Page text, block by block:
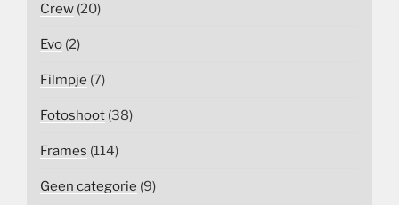
Crew (20)
Evo (2)
Filmpje (7)
Fotoshoot (38)
Frames (114)
Geen categorie (9)